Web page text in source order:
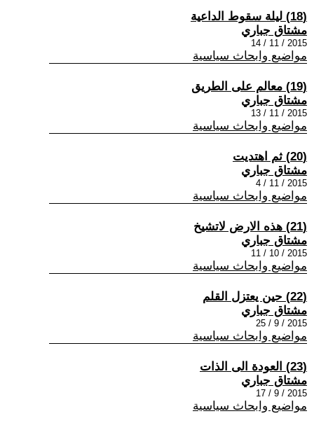
(18) ليلة سقوط الداعية
مشتاق جباري
2015 / 11 / 14
مواضيع وابحاث سياسية
(19) معالم على الطريق
مشتاق جباري
2015 / 11 / 13
مواضيع وابحاث سياسية
(20) ثم اهتديت
مشتاق جباري
2015 / 11 / 4
مواضيع وابحاث سياسية
(21) هذه الارض لاتشيخ
مشتاق جباري
2015 / 10 / 11
مواضيع وابحاث سياسية
(22) حين يعتزل القلم
مشتاق جباري
2015 / 9 / 25
مواضيع وابحاث سياسية
(23) العودة الى الذات
مشتاق جباري
2015 / 9 / 17
مواضيع وابحاث سياسية